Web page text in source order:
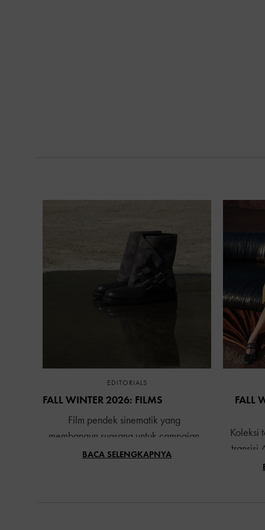
EDITORIALS
FALL WINTER 2026: FILMS
Film pendek sinematik yang
membangun suasana untuk campaign
musim terbaru kami
BACA SELENGKAPNYA
FALL
Koleksi
transisi
panas